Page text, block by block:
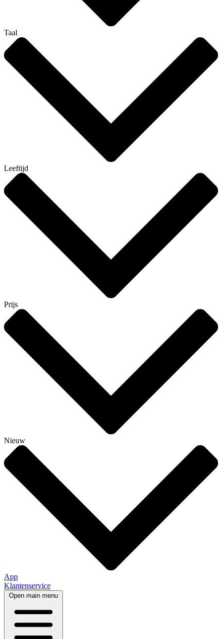
Taal
Leeftijd
Prijs
Nieuw
App
Klantenservice
Open main menu